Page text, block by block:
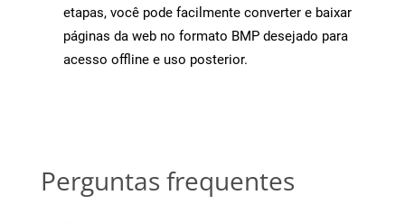
etapas, você pode facilmente converter e baixar
páginas da web no formato BMP desejado para
acesso offline e uso posterior.
Perguntas frequentes